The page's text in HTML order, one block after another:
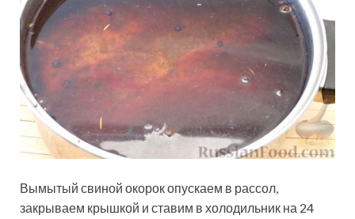
Вымытый свиной окорок опускаем в рассол,
закрываем крышкой и ставим в холодильник на 24